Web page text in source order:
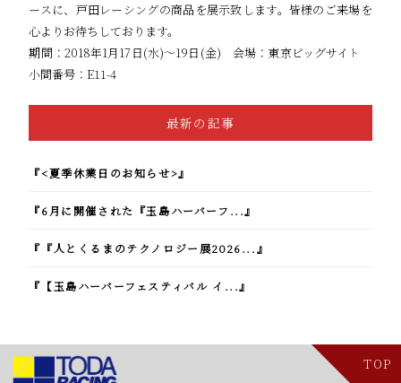
ースに、戸田レーシングの商品を展示致します。皆様のご来場を
心よりお待ちしております。
期間：2018年1月17日(水)～19日(金) 会場：東京ビッグサイト
小間番号：E11-4
最新の記事
『<夏季休業日のお知らせ>』
『6月に開催された『玉島ハーバーフ...』
『『人とくるまのテクノロジー展2026...』
『【玉島ハーバーフェスティバル イ...』
TOP